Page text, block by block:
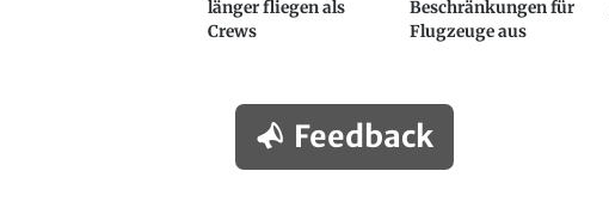
länger fliegen als
Crews
Beschränkungen für
Flugzeuge aus
Feedback